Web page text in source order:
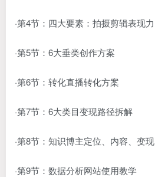
·第4节：四大要素：拍摄剪辑表现力
·第5节：6大垂类创作方案
·第6节：转化直播转化方案
·第7节：6大类目变现路径拆解
·第8节：知识博主定位、内容、变现
·第9节：数据分析网站使用教学